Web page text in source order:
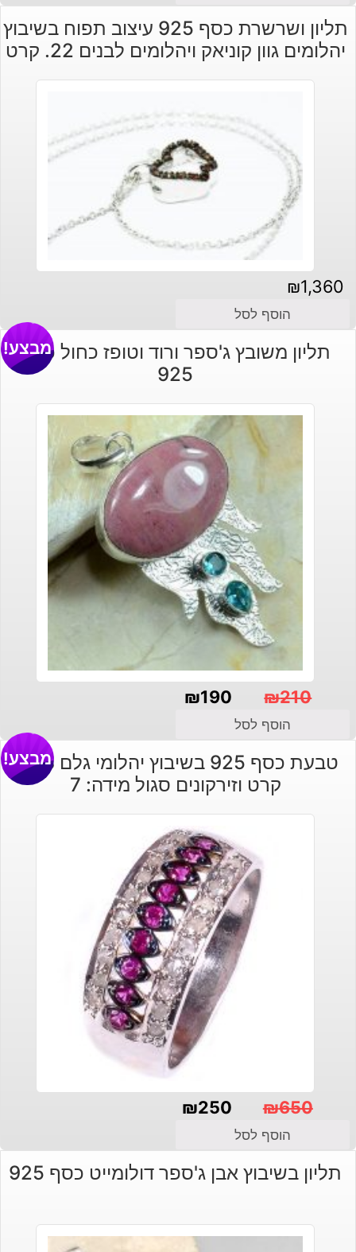
המקורי
היה:
₪830.
הנוכחי
הוא:
₪250.
תליון ושרשרת כסף 925 עיצוב תפוח בשיבוץ
יהלומים גוון קוניאק ויהלומים לבנים 22. קרט
₪1,360
הוסף לסל
תליון משובץ ג'ספר ורוד וטופז כחול כסף
925
מבצע!
₪210
המקורי
היה:
₪190
הנוכחי
הוא:
הוסף לסל
טבעת כסף 925 בשיבוץ יהלומי גלם 0.58
קרט וזירקונים סגול מידה: 7
מבצע!
₪650
המקורי
היה:
₪250
הנוכחי
הוא:
הוסף לסל
תליון בשיבוץ אבן ג'ספר דולומייט כסף 925